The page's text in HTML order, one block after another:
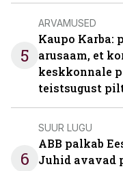
5
ARVAMUSED
Kaupo Karba:
arusaam, et
keskkonnale
teistsugust
6
SUUR LUGU
ABB palkab
Juhid avavad